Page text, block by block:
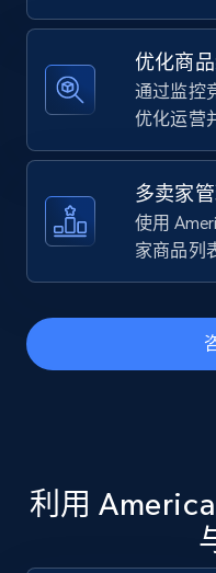
5.6K+ 875+
URL, Final price, Sku,
Specifications,
more.
URL, Final price, Sku,
Specifications,
优化商
通过监控
优化运营
多卖家
使用
家商品列
利用